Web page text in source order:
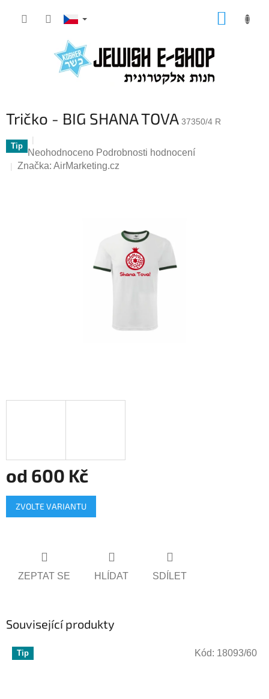
Tričko - BIG SHANA TOVA 37350/4 R
Tip
Průměrné
hodnocení
Neohodnoceno Podrobnosti hodnocení
Značka: AirMarketing.cz
od 600 Kč
Měrná
cena:
ZVOLTE VARIANTU
ZEPTAT SE HLÍDAT SDÍLET
Související produkty
Tip Kód: 18093/60